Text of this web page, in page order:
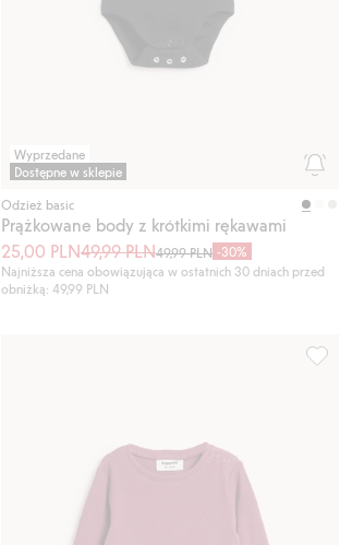
Wyprzedane
Dostępne w sklepie
Odzież basic
Prążkowane body z krótkimi rękawami
25,00 PLN49,99 PLN49,99 PLN -30%
Najniższa cena obowiązująca w ostatnich 30 dniach przed
obniżką: 49,99 PLN